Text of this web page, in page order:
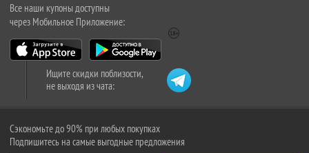
Все наши купоны доступны
через Мобильное Приложение:
Ищите скидки поблизости,
не выходя из чата:
Сэкономьте до 90% при любых покупках
Подпишитесь на самые выгодные предложения